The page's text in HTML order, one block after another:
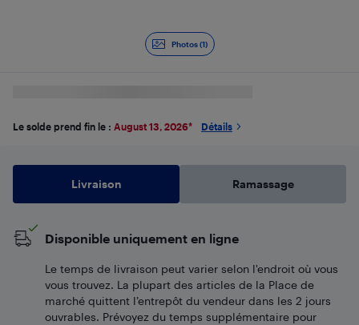
Photos (1)
Le solde prend fin le : August 13, 2026* Détails
Livraison Ramassage
Disponible uniquement en ligne
Le temps de livraison peut varier selon l'endroit où vous
vous trouvez. La plupart des articles de la Place de
marché quittent l’entrepôt du vendeur dans les 2 jours
ouvrables. Prévoyez du temps supplémentaire pour